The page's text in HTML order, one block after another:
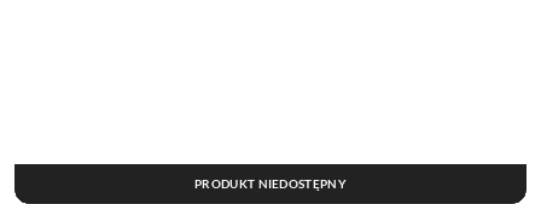
PRODUKT NIEDOSTĘPNY